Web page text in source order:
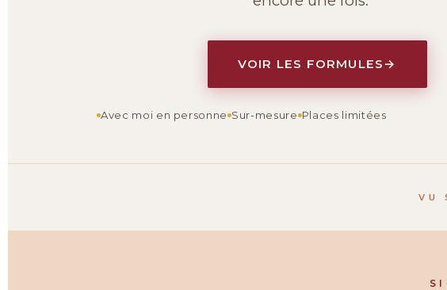
VOIR LES FORMULES
Avec moi en personne Sur-mesure Places limitées
VU